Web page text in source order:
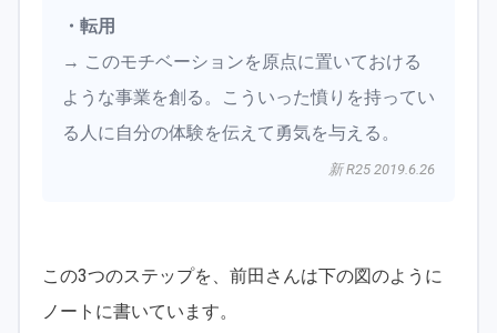
・転用
→ このモチベーションを原点に置いておける
ような事業を創る。こういった憤りを持ってい
る人に自分の体験を伝えて勇気を与える。
新 R25 2019.6.26
この3つのステップを、前田さんは下の図のように
ノートに書いています。